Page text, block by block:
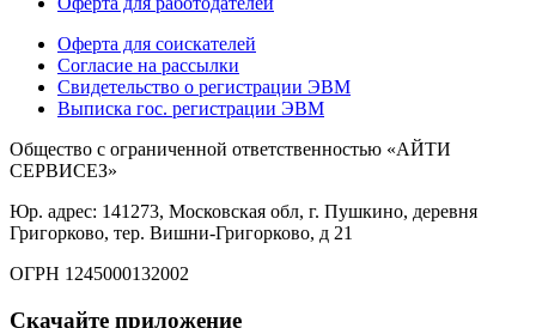
Оферта для соискателей
Согласие на рассылки
Свидетельство о регистрации ЭВМ
Выписка гос. регистрации ЭВМ
Общество с ограниченной ответственностью «АЙТИ
СЕРВИСЕЗ»
Юр. адрес: 141273, Московская обл, г. Пушкино, деревня
Григорково, тер. Вишни-Григорково, д 21
ОГРН 1245000132002
Скачайте приложение